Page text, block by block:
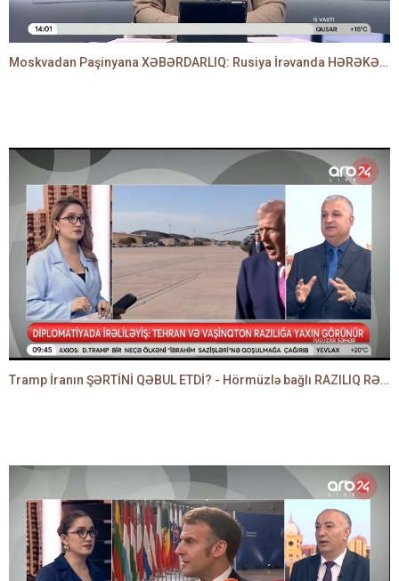
Moskvadan Paşinyana XƏBƏRDARLIQ: Rusiya İrəvanda HƏRƏKƏTƏ KEÇDİ - TAMİLLA QULAMİ danışır
Tramp İranın ŞƏRTİNİ QƏBUL ETDİ? - Hörmüzlə bağlı RAZILIQ RƏSMƏN AÇIQLANIR -BAKİR HƏDƏNBƏYLİ danışır